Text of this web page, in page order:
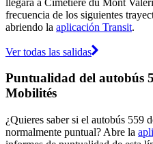
frecuencia de los siguientes
abriendo la aplicación Transit.
Ver todas las salidas
Puntualidad del autobús
Mobilités
¿Quieres saber si el autobús 559
normalmente puntual? Abre la